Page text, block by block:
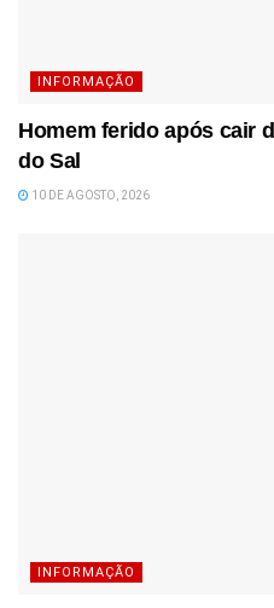
INFORMAÇÃO
Homem ferido após cair
do Sal
10 DE AGOSTO, 2026
INFORMAÇÃO